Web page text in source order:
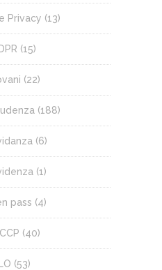
Privacy (13)
(15)
(22)
(188)
(6)
(1)
pass (4)
(40)
ILO (53)